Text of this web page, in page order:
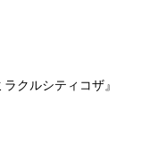
クルシティコザ』